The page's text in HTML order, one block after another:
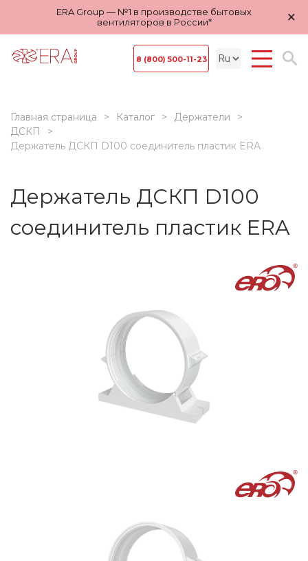
ERA Group — №1 в производстве бытовых
вентиляторов в России*
×
8 (800) 500-11-23
Главная страница Каталог
Держатели
ДСКП
Держатель ДСКП D100 соединитель пластик ERA
Держатель ДСКП D100
соединитель пластик ERA